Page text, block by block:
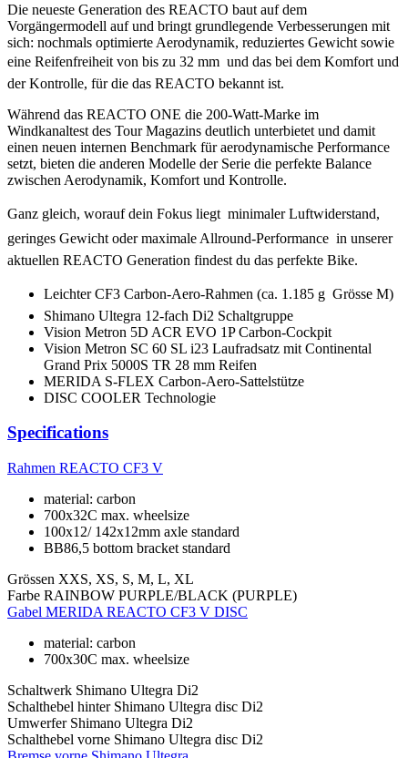
Die neueste Generation des REACTO baut auf dem
Vorgängermodell auf und bringt grundlegende Verbesserungen mit
sich: nochmals optimierte Aerodynamik, reduziertes Gewicht sowie
eine Reifenfreiheit von bis zu 32 mm  und das bei dem Komfort und
der Kontrolle, für die das REACTO bekannt ist.
Während das REACTO ONE die 200-Watt-Marke im
Windkanaltest des Tour Magazins deutlich unterbietet und damit
einen neuen internen Benchmark für aerodynamische Performance
setzt, bieten die anderen Modelle der Serie die perfekte Balance
zwischen Aerodynamik, Komfort und Kontrolle.
Ganz gleich, worauf dein Fokus liegt  minimaler Luftwiderstand,
geringes Gewicht oder maximale Allround-Performance  in unserer
aktuellen REACTO Generation findest du das perfekte Bike.
Leichter CF3 Carbon-Aero-Rahmen (ca. 1.185 g  Grösse M)
Shimano Ultegra 12-fach Di2 Schaltgruppe
Vision Metron 5D ACR EVO 1P Carbon-Cockpit
Vision Metron SC 60 SL i23 Laufradsatz mit Continental
Grand Prix 5000S TR 28 mm Reifen
MERIDA S-FLEX Carbon-Aero-Sattelstütze
DISC COOLER Technologie
Specifications
Rahmen REACTO CF3 V
material: carbon
700x32C max. wheelsize
100x12/ 142x12mm axle standard
BB86,5 bottom bracket standard
Grössen XXS, XS, S, M, L, XL
Farbe RAINBOW PURPLE/BLACK (PURPLE)
Gabel MERIDA REACTO CF3 V DISC
material: carbon
700x30C max. wheelsize
Schaltwerk Shimano Ultegra Di2
Schalthebel hinter Shimano Ultegra disc Di2
Umwerfer Shimano Ultegra Di2
Schalthebel vorne Shimano Ultegra disc Di2